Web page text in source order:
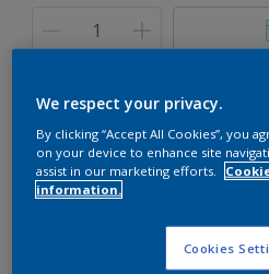
Adaugă
Adaugă la proiect
We respect your privacy.
By clicking “Accept All Cookies”, you
on your device to enhance site
assist in our marketing efforts.
information.
Cookies